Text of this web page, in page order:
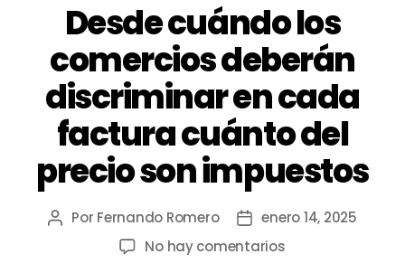
Desde cuándo los
comercios deberán
discriminar en cada
factura cuánto del
precio son impuestos
Por Fernando Romero
enero 14, 2025
No hay comentarios